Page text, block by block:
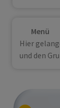
Menü
Hier
und den